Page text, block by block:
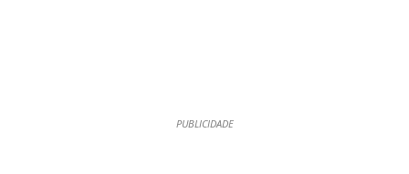
PUBLICIDADE